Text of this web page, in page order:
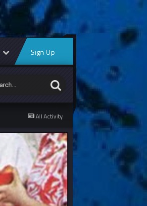
Sign Up
All Activity